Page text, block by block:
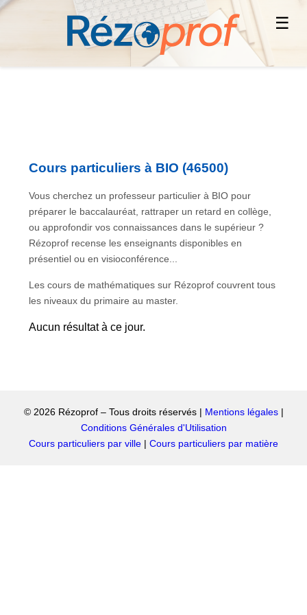
☰
Cours particuliers à BIO (46500)
Vous cherchez un professeur particulier à BIO pour
préparer le baccalauréat, rattraper un retard en collège,
ou approfondir vos connaissances dans le supérieur ?
Rézoprof recense les enseignants disponibles en
présentiel ou en visioconférence...
Les cours de mathématiques sur Rézoprof couvrent tous
les niveaux du primaire au master.
Aucun résultat à ce jour.
© 2026 Rézoprof – Tous droits réservés | Mentions légales|
Conditions Générales d'Utilisation
Cours particuliers par ville | Cours particuliers par matière